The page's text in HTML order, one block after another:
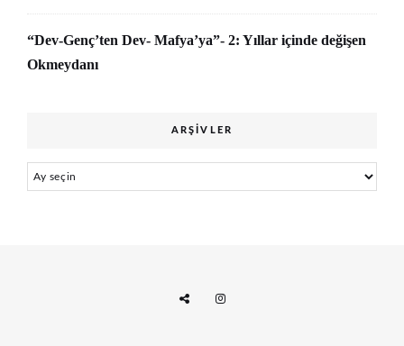
“Dev-Genç’ten Dev- Mafya’ya”- 2: Yıllar içinde değişen
Okmeydanı
ARŞIVLER
Arşivler